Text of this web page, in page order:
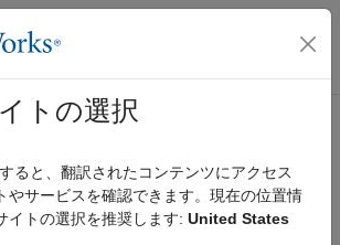
バス ナビゲーション メ
ホーム
How useful was this information?
トの選択
ると、翻訳されたコンテンツにアクセス
やサービスを確認できます。現在の位置情
イトの選択を推奨します: United States